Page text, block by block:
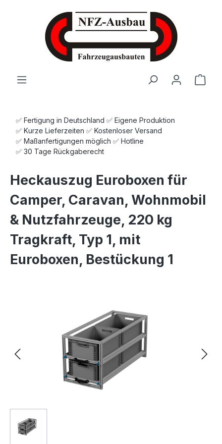
Zum Hauptinhalt springen
✅ Fertigung in Deutschland ✅ Eigene Produktion
✅ Kurze Lieferzeiten ✅ Kostenloser Versand
✅ Maßanfertigungen möglich ✅ Hotline
✅ 30 Tage Rückgaberecht
Heckauszug Euroboxen für
Camper, Caravan, Wohnmobil
& Nutzfahrzeuge, 220 kg
Tragkraft, Typ 1, mit
Euroboxen, Bestückung 1